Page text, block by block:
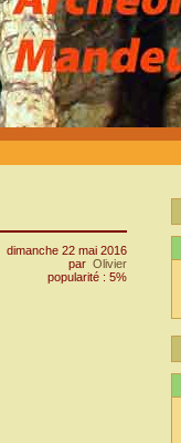
dimanche 22 mai 2016
par Olivier
popularité : 5%